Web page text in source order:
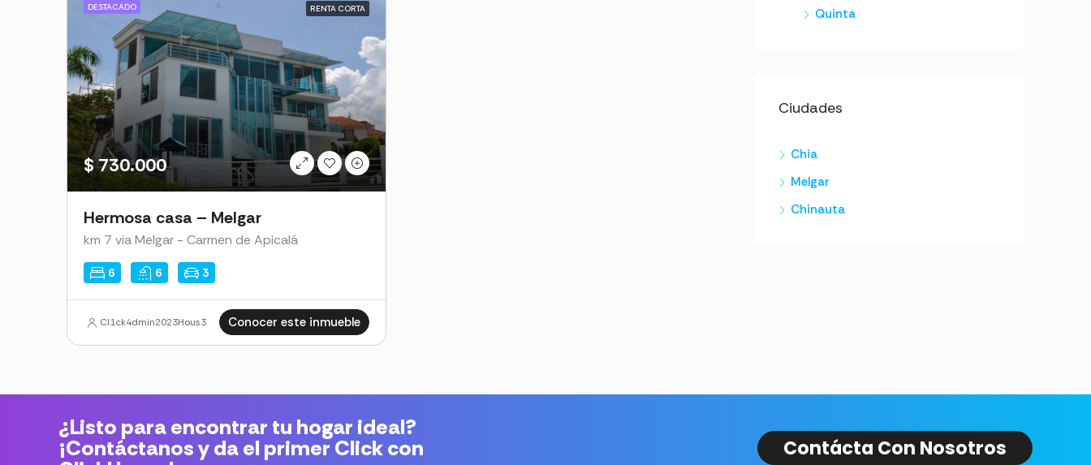
DESTACADO RENTA CORTA
$ 730.000
Hermosa casa – Melgar
km 7 via Melgar - Carmen de Apicalá
6 6 3
Conocer este inmueble
Cl1ck4dmin2023Hous3
Quinta
Ciudades
Chia
Melgar
Chinauta
¿Listo para encontrar tu hogar ideal?
¡Contáctanos y da el primer Click con Contácta Con Nosotros